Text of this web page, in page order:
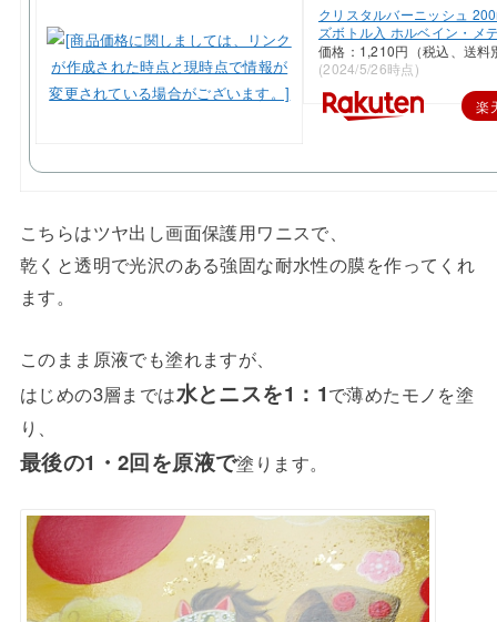
クリスタルバーニッシュ
ズボトル入 ホルベイン・メ
価格：1,210円（税込、送料
(2024/5/26時点)
楽
こちらはツヤ出し画面保護用ワニスで、
乾くと透明で光沢のある強固な耐水性の膜を作ってくれ
ます。
このまま原液でも塗れますが、
はじめの3層までは水とニスを1：1で薄めたモノを塗
り、
最後の1・2回を原液で塗ります。